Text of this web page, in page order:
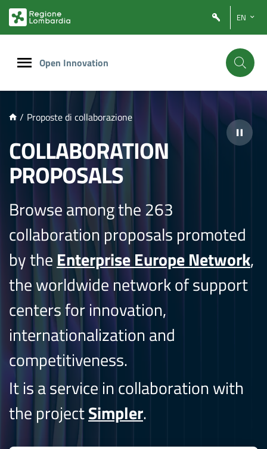
PRINCIPALE
EN
Open Innovation
/ Proposte di collaborazione
COLLABORATION
PROPOSALS
Browse among the 263
collaboration proposals promoted
by the Enterprise Europe Network,
the worldwide network of support
centers for innovation,
internationalization and
competitiveness.
It is a service in collaboration with
the projectSimpler.